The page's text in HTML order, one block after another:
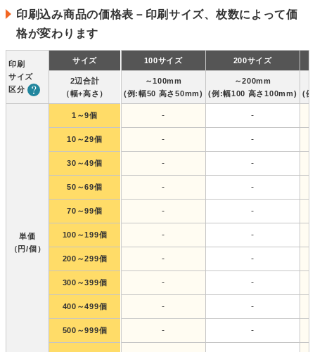
印刷込み商品の価格表－印刷サイズ、枚数によって価
格が変わります
印刷
サイズ
区分
サイズ
2辺合計
（幅+高さ）
単価
（円/個）
1～9個
10～29個
30～49個
50～69個
70～99個
100～199個
200～299個
300～399個
400～499個
500～999個
100サイズ 200サイズ
～100mm
(例:幅50 高さ50mm)
～200mm
(例:幅100 高さ100mm)
(
- -
- -
- -
- -
- -
- -
- -
- -
- -
- -